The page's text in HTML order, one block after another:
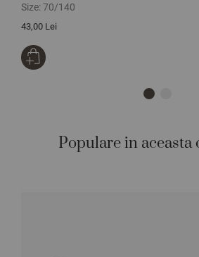
Size:70/140
43,00 Lei
Populare in aceasta